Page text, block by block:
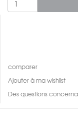
comparer
Ajouter à ma wishlist
Des questions